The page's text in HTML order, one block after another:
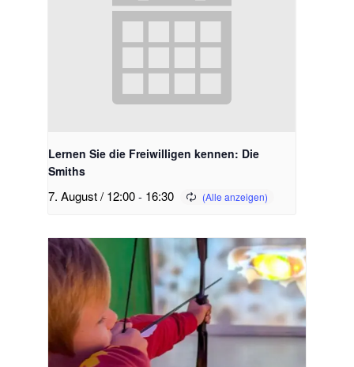
Lernen Sie die Freiwilligen kennen: Die
Smiths
7. August / 12:00- 16:30